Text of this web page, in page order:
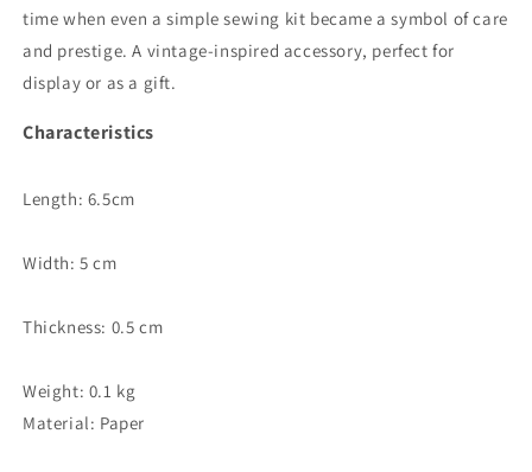
time when even a simple sewing kit became a symbol of care
and prestige. A vintage-inspired accessory, perfect for
display or as a gift.
Characteristics
Length: 6.5cm
Width: 5 cm
Thickness: 0.5 cm
Weight: 0.1 kg
Material: Paper